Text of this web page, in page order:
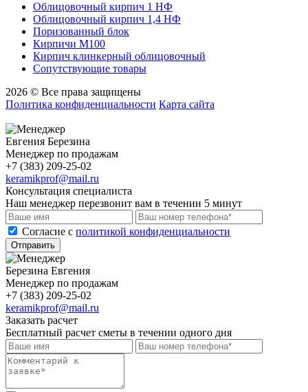
Облицовочный кирпич 1 НФ
Облицовочный кирпич 1,4 НФ
Поризованный блок
Кирпичи М100
Кирпич клинкерный облицовочный
Сопутствующие товары
2026 © Все права защищены
Политика конфиденциальности Карта сайта
Евгения Березина
Менеджер по продажам
+7 (383) 209-25-02
keramikprof@mail.ru
Консультация специалиста
Наш менеджер перезвонит вам в течении 5 минут
Cогласие с политикой конфиденциальности
Отправить
Березина Евгения
Менеджер по продажам
+7 (383) 209-25-02
keramikprof@mail.ru
Заказать расчет
Бесплатный расчет сметы в течении одного дня